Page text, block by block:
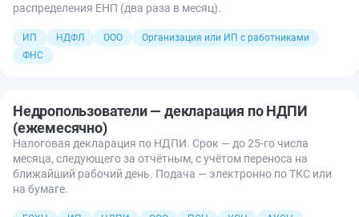
распределения ЕНП (два раза в месяц).
ИП НДФЛ ООО
Организация или ИП с работниками
ФНС
Недропользователи — декларация по НДПИ
(ежемесячно)
Налоговая декларация по НДПИ. Срок — до 25-го числа
месяца, следующего за отчётным, с учётом переноса на
ближайший рабочий день. Подача — электронно по ТКС или
на бумаге.